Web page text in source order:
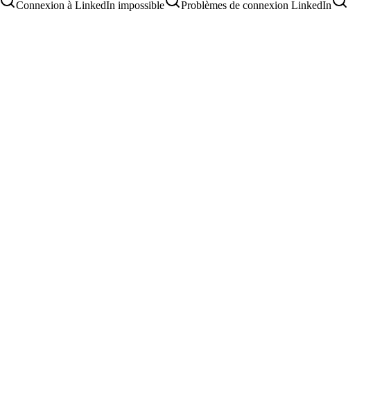
Connexion à LinkedIn impossible
Problèmes de connexion LinkedIn